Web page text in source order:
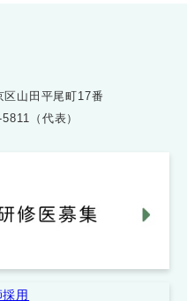
山田平尾町17番
（代表）